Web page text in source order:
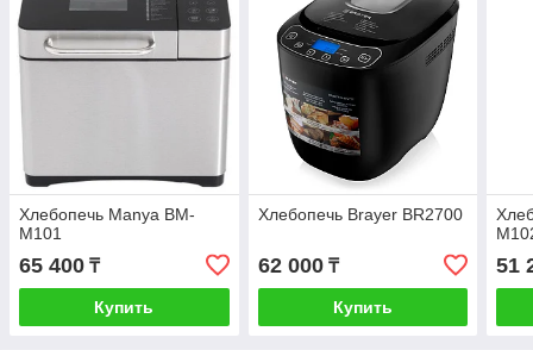
Хлебопечь Manya BM-
M101
65 400 ₸
Купить
Хлебопечь Brayer BR2700
62 000₸
Купить
51